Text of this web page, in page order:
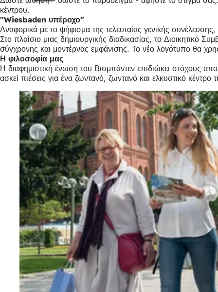
κέντρου.
"Wiesbaden υπέροχο"
Αναφορικά με το ψήφισμα της τελευταίας γενικής
Στο πλαίσιο μιας δημιουργικής διαδικασίας, το
σύγχρονης και μοντέρνας εμφάνισης. Το νέο λογότυπο θα
Η φιλοσοφία μας
Η διαφημιστική ένωση του Βισμπάντεν επιδιώκει στόχους
ασκεί πιέσεις για ένα ζωντανό, ζωντανό και ελκυστικό